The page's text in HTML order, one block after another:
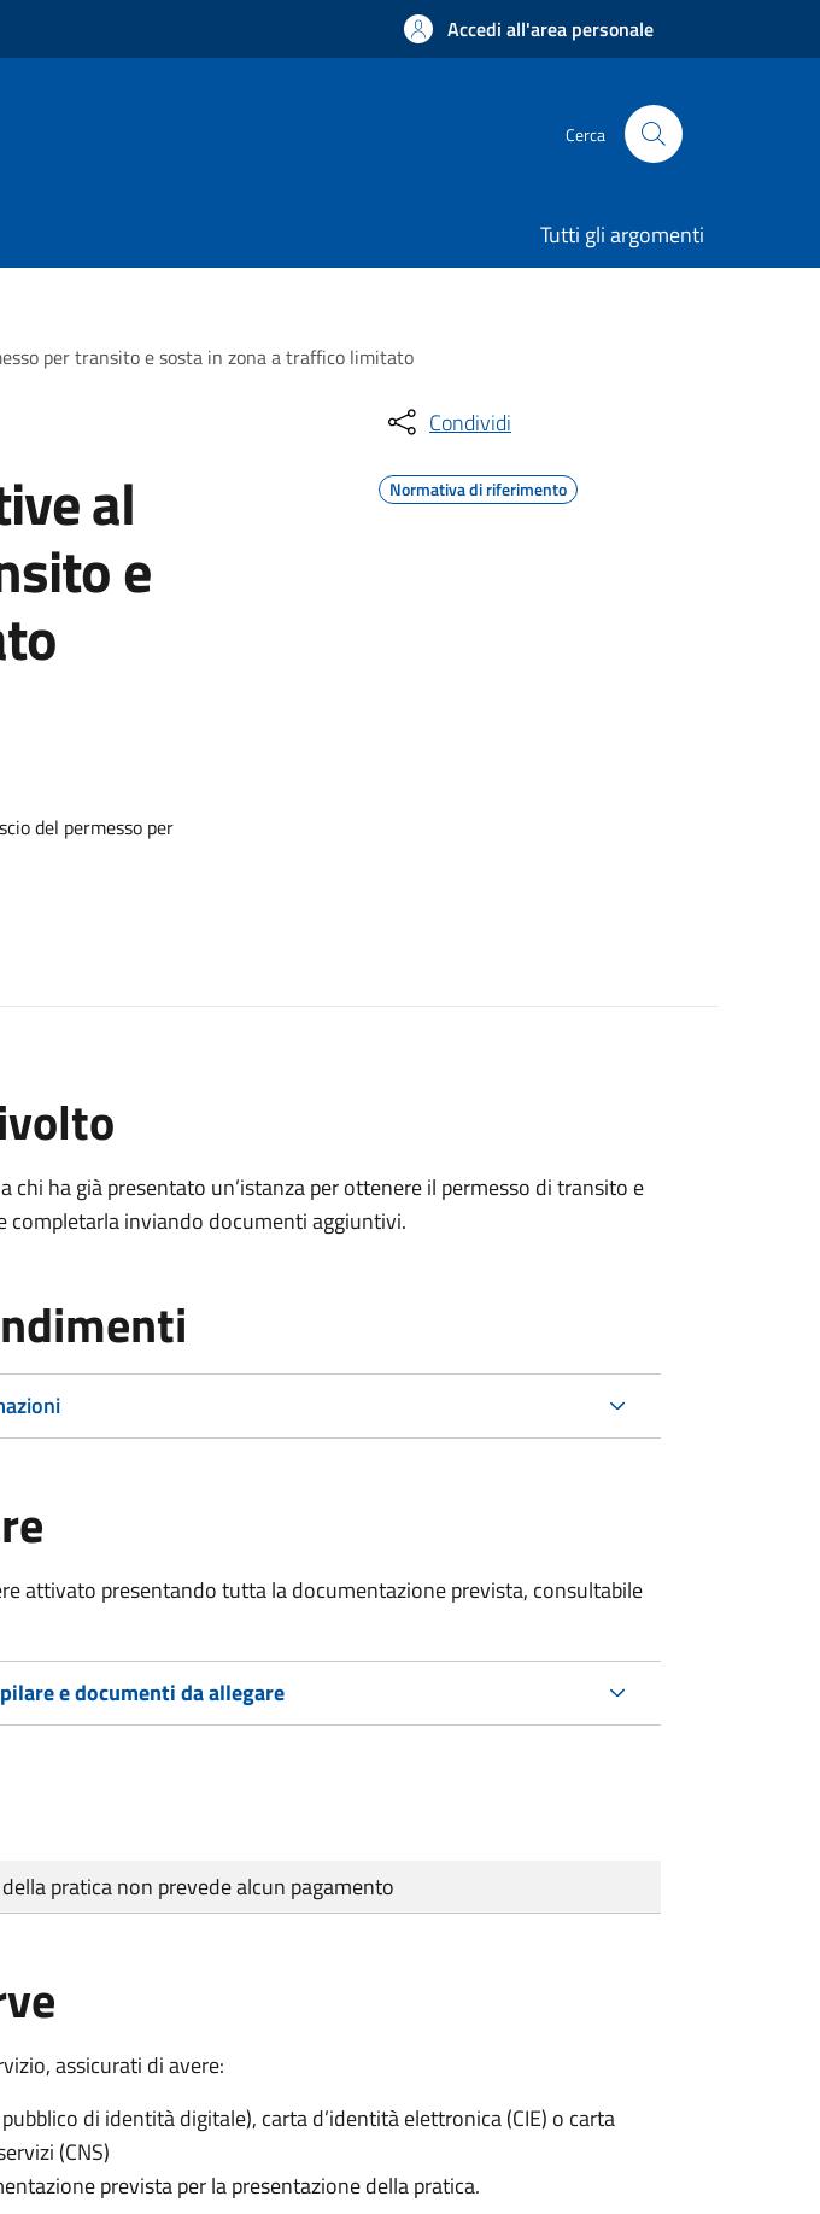
Accedi all'area personale
Cerca
Tutti gli argomenti
per transito e sosta in zona a traffico limitato
al
e
del permesso per
Condividi
Normativa di riferimento
chi ha già presentato un’istanza per ottenere il permesso di transito e
completarla inviando documenti aggiuntivi.
attivato presentando tutta la documentazione prevista, consultabile
e documenti da allegare
pratica non prevede alcun pagamento
assicurati di avere:
di identità digitale), carta d’identità elettronica (CIE) o carta
(CNS)
prevista per la presentazione della pratica.